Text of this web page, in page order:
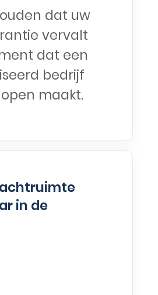
dat uw
vervalt
dat een
bedrijf
maakt.
in de